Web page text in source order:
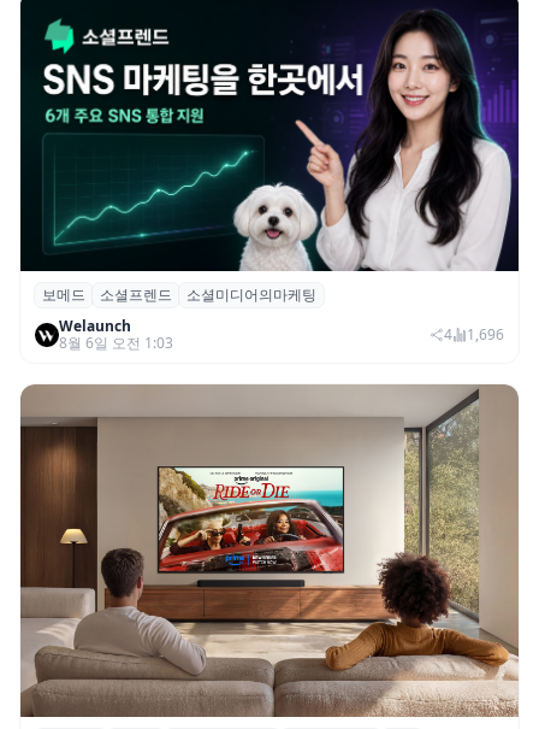
보메드 ‘소셜프렌드’, 유튜브·인스타 등 6개
SNS 마케팅 통합 지원
보메드 소셜프렌드
소셜미디어의마케팅
Welaunch
8월 6일 오전 1:03
4 1,696